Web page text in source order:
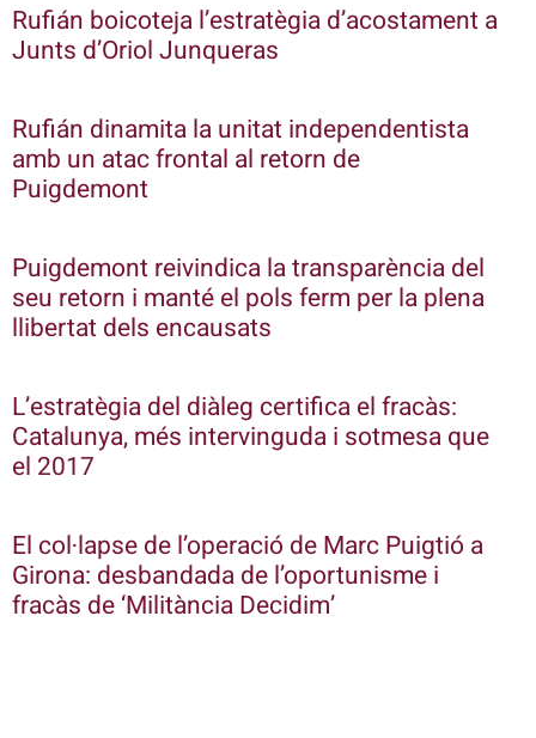
Rufián boicoteja l’estratègia d’acostament a
Junts d’Oriol Junqueras
Rufián dinamita la unitat independentista
amb un atac frontal al retorn de
Puigdemont
Puigdemont reivindica la transparència del
seu retorn i manté el pols ferm per la plena
llibertat dels encausats
L’estratègia del diàleg certifica el fracàs:
Catalunya, més intervinguda i sotmesa que
el 2017
El col·lapse de l’operació de Marc Puigtió a
Girona: desbandada de l’oportunisme i
fracàs de ‘Militància Decidim’